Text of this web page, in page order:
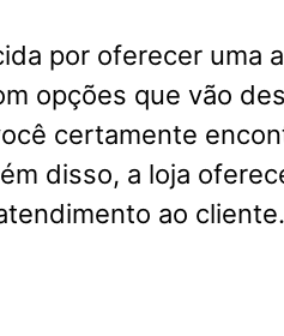
por oferecer uma
opções que vão
certamente
disso, a loja
ao cliente.